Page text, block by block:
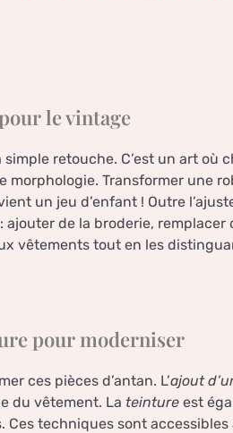
le vintage
retouche. C’est un art où
morphologie. Transformer une
un jeu d’enfant ! Outre
: ajouter de la broderie, remplacer
vêtements tout en les
pour moderniser
ces pièces d’antan. L’ajout
du vêtement. La teinture est
techniques sont accessibles